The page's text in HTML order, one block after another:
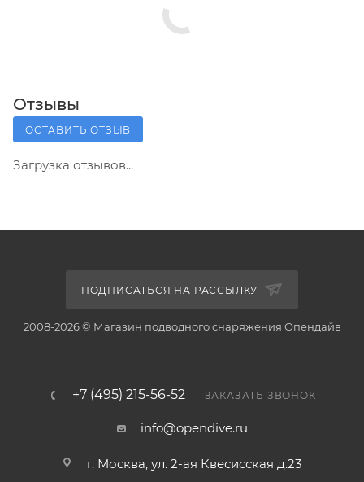
Отзывы
ОСТАВИТЬ ОТЗЫВ
Загрузка отзывов...
ПОДПИСАТЬСЯ НА РАССЫЛКУ
2008-2026 © Магазин подводного снаряжения Опендайв
+7 (495) 215-56-52 ЗАКАЗАТЬ ЗВОНОК
info@opendive.ru
г. Москва, ул. 2-ая Квесисская д.23